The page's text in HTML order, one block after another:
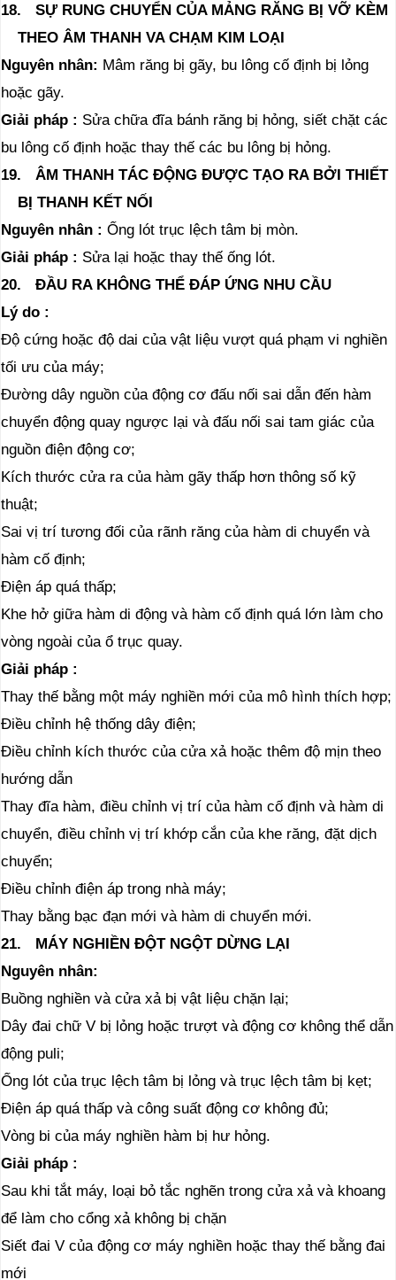
18.
SỰ RUNG CHUYỂN CỦA MẢNG RĂNG BỊ VỠ KÈM
THEO ÂM THANH VA CHẠM KIM LOẠI
Nguyên nhân: Mâm răng bị gãy, bu lông cố định bị lỏng
hoặc gãy.
Giải pháp : Sửa chữa đĩa bánh răng bị hỏng, siết chặt các
bu lông cố định hoặc thay thế các bu lông bị hỏng.
19.
ÂM THANH TÁC ĐỘNG ĐƯỢC TẠO RA BỞI THIẾT
BỊ THANH KẾT NỐI
Nguyên nhân : Ống lót trục lệch tâm bị mòn.
Giải pháp : Sửa lại hoặc thay thế ống lót.
20.
ĐẦU RA KHÔNG THỂ ĐÁP ỨNG NHU CẦU
Lý do :
Độ cứng hoặc độ dai của vật liệu vượt quá phạm vi nghiền
tối ưu của máy;
Đường dây nguồn của động cơ đấu nối sai dẫn đến hàm
chuyển động quay ngược lại và đấu nối sai tam giác của
nguồn điện động cơ;
Kích thước cửa ra của hàm gãy thấp hơn thông số kỹ
thuật;
Sai vị trí tương đối của rãnh răng của hàm di chuyển và
hàm cố định;
Điện áp quá thấp;
Khe hở giữa hàm di động và hàm cố định quá lớn làm cho
vòng ngoài của ổ trục quay.
Giải pháp :
Thay thế bằng một máy nghiền mới của mô hình thích hợp;
Điều chỉnh hệ thống dây điện;
Điều chỉnh kích thước của cửa xả hoặc thêm độ mịn theo
hướng dẫn
Thay đĩa hàm, điều chỉnh vị trí của hàm cố định và hàm di
chuyển, điều chỉnh vị trí khớp cắn của khe răng, đặt dịch
chuyển;
Điều chỉnh điện áp trong nhà máy;
Thay bằng bạc đạn mới và hàm di chuyển mới.
21.
MÁY NGHIỀN ĐỘT NGỘT DỪNG LẠI
Nguyên nhân:
Buồng nghiền và cửa xả bị vật liệu chặn lại;
Dây đai chữ V bị lỏng hoặc trượt và động cơ không thể dẫn
động puli;
Ống lót của trục lệch tâm bị lỏng và trục lệch tâm bị kẹt;
Điện áp quá thấp và công suất động cơ không đủ;
Vòng bi của máy nghiền hàm bị hư hỏng.
Giải pháp :
Sau khi tắt máy, loại bỏ tắc nghẽn trong cửa xả và khoang
để làm cho cổng xả không bị chặn
Siết đai V của động cơ máy nghiền hoặc thay thế bằng đai
mới